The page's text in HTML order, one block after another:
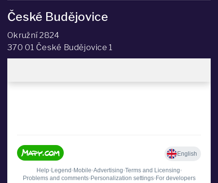
České Budějovice
Okružní 2824
370 01 České Budějovice 1